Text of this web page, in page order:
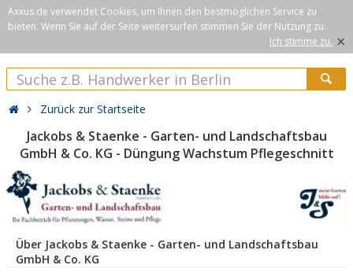
Axxus.de verwendet Cookies, um Ihnen den bestmöglichen Service zu
bieten. Wenn Sie auf der Seite weitersurfen stimmen Sie der Nutzung zu.
Ich stimme zu. ×
Zurück zur Startseite
Jackobs & Staenke - Garten- und Landschaftsbau
GmbH & Co. KG - Düngung Wachstum Pflegeschnitt
Über Jackobs & Staenke - Garten- und Landschaftsbau
GmbH & Co. KG